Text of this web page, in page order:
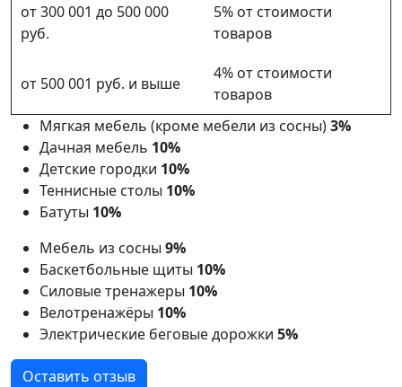
от 300 001 до 500 000
руб.
5% от стоимости
товаров
от 500 001 руб. и выше
4% от стоимости
товаров
Мягкая мебель (кроме мебели из сосны)3%
Дачная мебель 10%
Детские городки 10%
Теннисные столы 10%
Батуты 10%
Мебель из сосны 9%
Баскетбольные щиты 10%
Силовые тренажеры 10%
Велотренажёры 10%
Электрические беговые дорожки 5%
Оставить отзыв